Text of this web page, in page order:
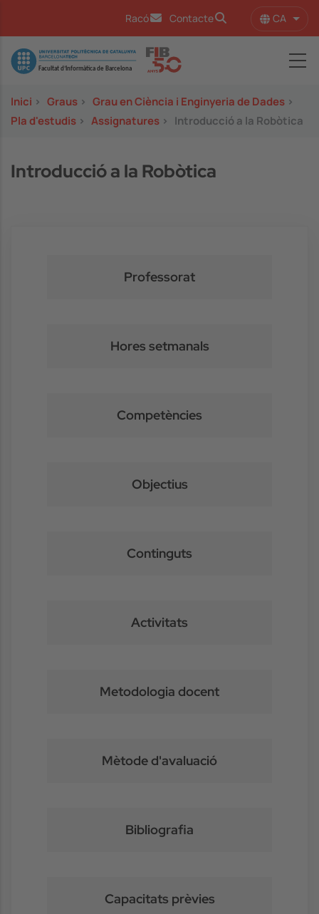
Racó Contacte CA
Image
Inici > Graus > Grau en Ciència i Enginyeria de Dades >
Pla d'estudis > Assignatures > Introducció a la Robòtica
Introducció a la Robòtica
Professorat
Hores setmanals
Competències
Objectius
Continguts
Activitats
Metodologia docent
Mètode d'avaluació
Bibliografia
Capacitats prèvies